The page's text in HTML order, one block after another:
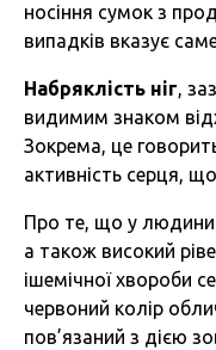
носіння сумок з
випадків вказує
Набряклість ніг,
видимим знаком
Зокрема, це
активність серця,
Про те, що у людини
а також високий
ішемічної хвороби
червоний колір
пов’язаний з дією